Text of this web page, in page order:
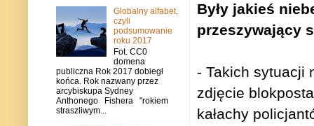
Były jakieś
przeszywający
- Takich sytuacji
zdjęcie
kałachy
Globalny alfabet,
czyli
podsumowanie
roku 2017
Fot. CC0
domena
publiczna Rok 2017 dobiegł
końca. Rok nazwany przez
arcybiskupa Sydney
Anthonego Fishera "rokiem
straszliwym...